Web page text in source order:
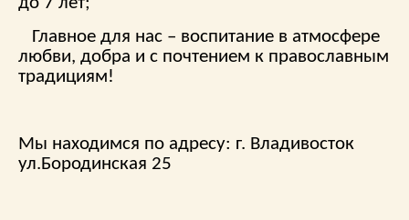
Главное для нас – воспитание в атмосфере
любви, добра и с почтением к православным
традициям!
Мы находимся по адресу: г. Владивосток
ул.Бородинская 25